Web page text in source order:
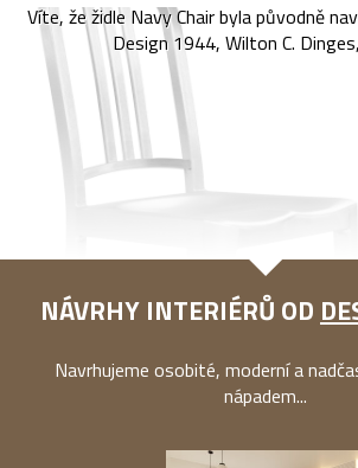
Víte, že židle Navy Chair byla původně
Design 1944, Wilton C.
NÁVRHY INTERIÉRŮ OD
Navrhujeme osobité, moderní a
nápadem...